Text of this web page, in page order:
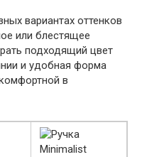
вариантах оттенков
или блестящее
подходящий цвет
и удобная форма
в